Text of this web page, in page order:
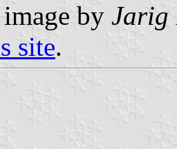
image by Jarig
site.